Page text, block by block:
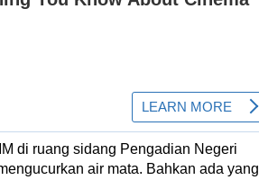
di ruang sidang Pengadian Negeri
air mata. Bahkan ada yang